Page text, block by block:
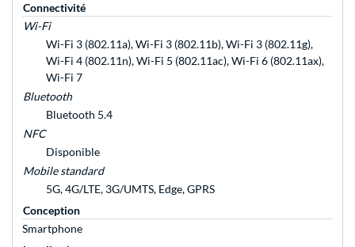
Connectivité
Wi-Fi
Wi-Fi 3 (802.11a), Wi-Fi 3 (802.11b), Wi-Fi 3 (802.11g),
Wi-Fi 4 (802.11n), Wi-Fi 5 (802.11ac), Wi-Fi 6 (802.11ax),
Wi-Fi 7
Bluetooth
Bluetooth 5.4
NFC
Disponible
Mobile standard
5G, 4G/LTE, 3G/UMTS, Edge, GPRS
Conception
Smartphone